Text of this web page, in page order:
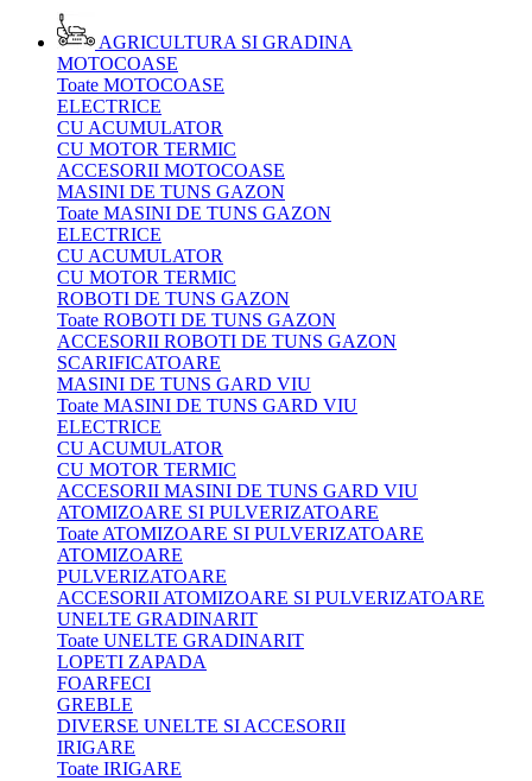
AGRICULTURA SI GRADINA
MOTOCOASE
Toate MOTOCOASE
ELECTRICE
CU ACUMULATOR
CU MOTOR TERMIC
ACCESORII MOTOCOASE
MASINI DE TUNS GAZON
Toate MASINI DE TUNS GAZON
ELECTRICE
CU ACUMULATOR
CU MOTOR TERMIC
ROBOTI DE TUNS GAZON
Toate ROBOTI DE TUNS GAZON
ACCESORII ROBOTI DE TUNS GAZON
SCARIFICATOARE
MASINI DE TUNS GARD VIU
Toate MASINI DE TUNS GARD VIU
ELECTRICE
CU ACUMULATOR
CU MOTOR TERMIC
ACCESORII MASINI DE TUNS GARD VIU
ATOMIZOARE SI PULVERIZATOARE
Toate ATOMIZOARE SI PULVERIZATOARE
ATOMIZOARE
PULVERIZATOARE
ACCESORII ATOMIZOARE SI PULVERIZATOARE
UNELTE GRADINARIT
Toate UNELTE GRADINARIT
LOPETI ZAPADA
FOARFECI
GREBLE
DIVERSE UNELTE SI ACCESORII
IRIGARE
Toate IRIGARE